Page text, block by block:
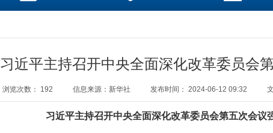
习近平主持召开中央全面深化改革委员会
浏览次数： 192 信息来源： 新华社 发布时间： 2024-06-12 09:32
习近平主持召开中央全面深化改革委员会第五次会议